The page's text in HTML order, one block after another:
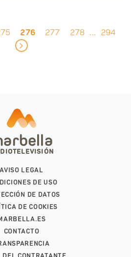
276 277 278 ... 294
AVISO LEGAL
DE USO
DE DATOS
DE COOKIES
CONTACTO